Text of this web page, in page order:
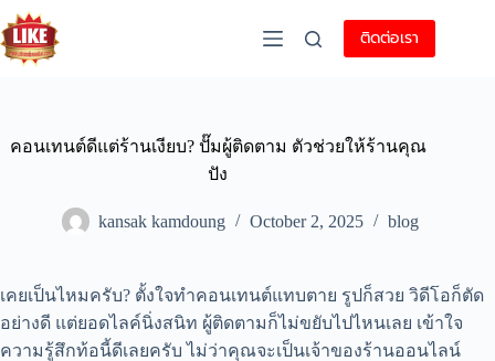
ติดต่อเรา
คอนเทนต์ดีแต่ร้านเงียบ? ปั๊มผู้ติดตาม ตัวช่วยให้ร้านคุณ
ปัง
kansak kamdoung October 2, 2025 blog
เคยเป็นไหมครับ? ตั้งใจทำคอนเทนต์แทบตาย รูปก็สวย วิดีโอก็ตัด
อย่างดี แต่ยอดไลค์นิ่งสนิท ผู้ติดตามก็ไม่ขยับไปไหนเลย เข้าใจ
ความรู้สึกท้อนี้ดีเลยครับ ไม่ว่าคุณจะเป็นเจ้าของร้านออนไลน์